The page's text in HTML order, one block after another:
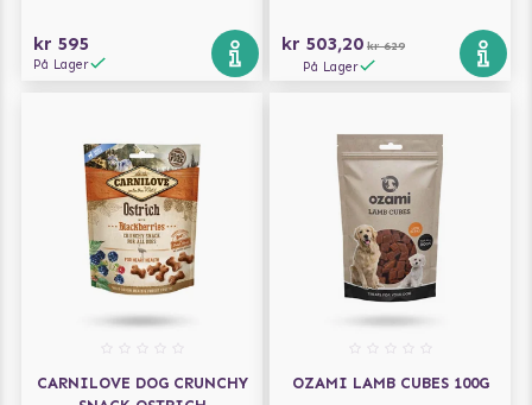
kr 595
På Lager
kr 503,20 kr 629
På Lager
CARNILOVE DOG CRUNCHY
OZAMI LAMB CUBES 100G